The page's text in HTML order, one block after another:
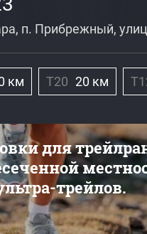
п. Прибрежный,
км Т20 20 км
для
трейлов.